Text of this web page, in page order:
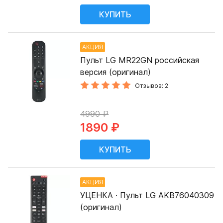
АКЦИЯ
Пульт LG MR22GN российская
версия (оригинал)
Отзывов: 2
4990 ₽
1890 ₽
АКЦИЯ
УЦЕНКА · Пульт LG AKB76040309
(оригинал)